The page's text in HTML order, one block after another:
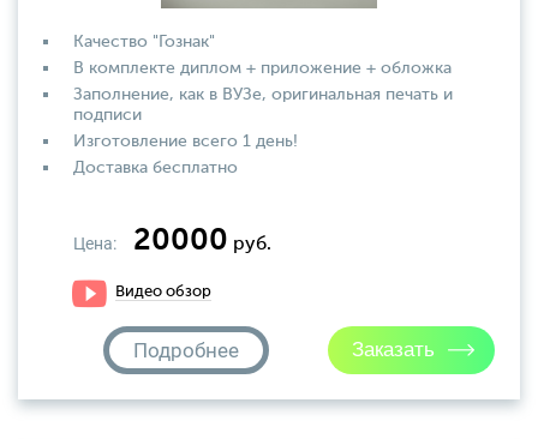
Качество "Гознак"
В комплекте диплом + приложение + обложка
Заполнение, как в ВУЗе, оригинальная печать и
подписи
Изготовление всего 1 день!
Доставка бесплатно
Цена: 20000 руб.
Видео обзор
Подробнее